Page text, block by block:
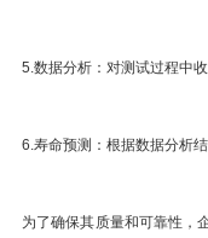
5.数据分析：对测试过程中收
6.寿命预测：根据数据分析结
为了确保其质量和可靠性，企